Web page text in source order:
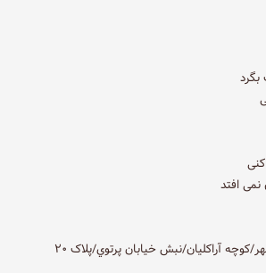
افتد
كوچه آراكليان/نبش خيابان پرتوي/پلاک ۲۰